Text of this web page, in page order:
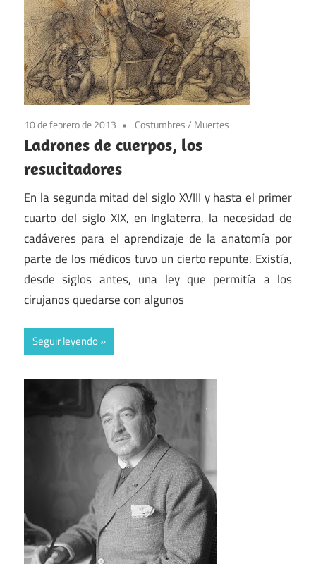
10 de febrero de 2013 Costumbres/ Muertes
Ladrones de cuerpos, los
resucitadores
En la segunda mitad del siglo XVIII y hasta el primer
cuarto del siglo XIX, en Inglaterra, la necesidad de
cadáveres para el aprendizaje de la anatomía por
parte de los médicos tuvo un cierto repunte. Existía,
desde siglos antes, una ley que permitía a los
cirujanos quedarse con algunos
Seguir leyendo